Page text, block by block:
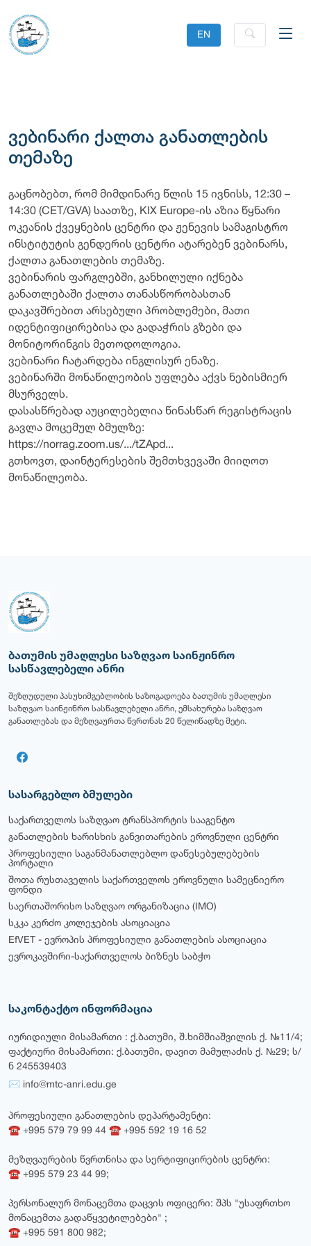
EN
ვებინარი ქალთა განათლების
თემაზე
გაცნობებთ, რომ მიმდინარე წლის 15 ივნისს, 12:30 –
14:30 (CET/GVA) საათზე, KIX Europe-ის აზია წყნარი
ოკეანის ქვეყნების ცენტრი და ჟენევის სამაგისტრო
ინსტიტუტის გენდერის ცენტრი ატარებენ ვებინარს,
ქალთა განათლების თემაზე.
ვებინარის ფარგლებში, განხილული იქნება
განათლებაში ქალთა თანასწორობასთან
დაკავშრებით არსებული პრობლემები, მათი
იდენტიფიცირებისა და გადაჭრის გზები და
მონიტორინგის მეთოდოლოგია.
ვებინარი ჩატარდება ინგლისურ ენაზე.
ვებინარში მონაწილეობის უფლება აქვს ნებისმიერ
მსურველს.
დასასწრებად აუცილებელია წინასწარ რეგისტრაცის
გავლა მოცემულ ბმულზე:
https://norrag.zoom.us/.../tZApd...
გთხოვთ, დაინტერესების შემთხვევაში მიიღოთ
მონაწილეობა.
ბათუმის უმაღლესი საზღვაო საინჟინრო
სასწავლებელი ანრი
შეზღუდული პასუხიმგებლობის საზოგადოება ბათუმის უმაღლესი
საზღვაო საინჟინრო სასწავლებელი ანრი, ემსახურება საზღვაო
განათლებას და მეზღვაურთა წვრთნას 20 წელიწადზე მეტი.
სასარგებლო ბმულები
საქართველოს საზღვაო ტრანსპორტის სააგენტო
განათლების ხარისხის განვითარების ეროვნული ცენტრი
პროფესიული საგანმანათლებლო დაწესებულებების
პორტალი
შოთა რუსთაველის საქართველოს ეროვნული სამეცნიერო
ფონდი
საერთაშორისო საზღვაო ორგანიზაცია (IMO)
სკკა კერძო კოლეჯების ასოციაცია
EfVET - ევროპის პროფესიული განათლების ასოციაცია
ევროკავშირი-საქართველოს ბიზნეს საბჭო
საკონტაქტო ინფორმაცია
იურიდიული მისამართი : ქ.ბათუმი, შ.ხიმშიაშვილის ქ. №11/4;
ფაქტიური მისამართი: ქ.ბათუმი, დავით მამულაძის ქ. №29; ს/
ნ 245539403
✉ info@mtc-anri.edu.ge
პროფესიული განათლების დეპარტამენტი:
☎ +995 579 79 99 44 ☎ +995 592 19 16 52
მეზღვაურების წვრთნისა და სერტიფიცირების ცენტრი:
☎ +995 579 23 44 99;
პერსონალურ მონაცემთა დაცვის ოფიცერი: შპს "უსაფრთხო
მონაცემთა გადაწყვეტილებები" ;
☎ +995 591 800 982;